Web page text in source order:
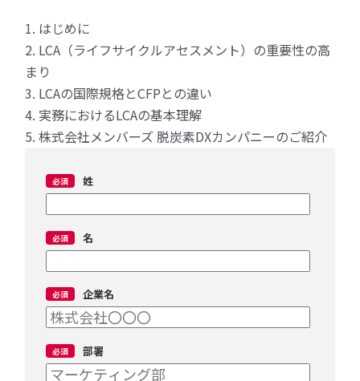
1. はじめに
2. LCA（ライフサイクルアセスメント）の重要性の高
まり
3. LCAの国際規格とCFPとの違い
4. 実務におけるLCAの基本理解
5. 株式会社メンバーズ 脱炭素DXカンパニーのご紹介
姓
名
企業名
部署